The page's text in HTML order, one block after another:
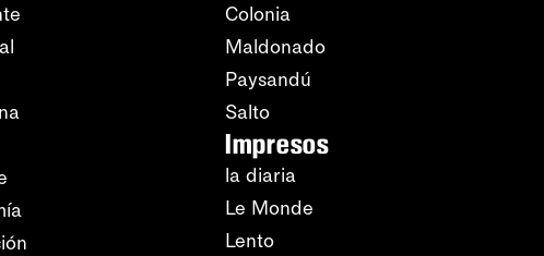
Colonia
Maldonado
Paysandú
Salto
Impresos
la diaria
Le Monde
Lento